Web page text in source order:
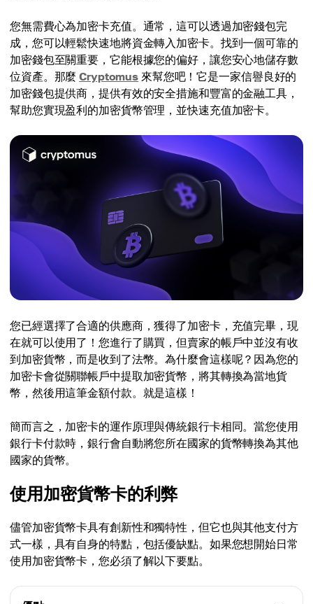
您無需費心為加密卡充值。通常，這可以透過加密錢包完
成，您可以輕鬆快速地將資金轉入加密卡。找到一個可靠的
加密錢包至關重要，它能根據您的偏好，讓您安心地儲存數
位資產。那麼Cryptomus 來幫您吧！它是一家信譽良好的
加密錢包提供商，提供有效的安全措施和豐富的金融工具，
幫助您實現盈利的加密貨幣管理，並快速充值加密卡。
您已經選擇了合適的供應商，獲得了加密卡，充值完畢，現
在就可以使用了！您進行了購買，但賣家的帳戶中並沒有收
到加密貨幣，而是收到了法幣。為什麼會這樣呢？因為您的
加密卡會從關聯帳戶中提取加密貨幣，將其轉換為當地貨
幣，然後用這筆金額付款。就是這樣！
簡而言之，加密卡的運作原理與傳統銀行卡相同。當您使用
銀行卡付款時，銀行會自動將您所在國家的貨幣轉換為其他
國家的貨幣。
使用加密貨幣卡的利弊
儘管加密貨幣卡具有創新性和獨特性，但它也與其他支付方
式一樣，具有自身的特點，包括優缺點。如果您想開始日常
使用加密貨幣卡，您必須了解以下要點。